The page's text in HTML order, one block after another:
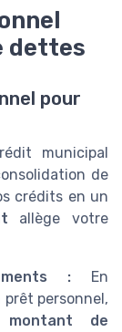
dettes
pour
municipal
de
crédits en un
allège votre
: En
prêt personnel,
montant de